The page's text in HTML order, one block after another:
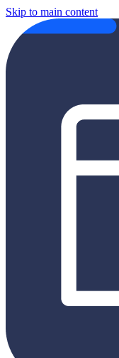
Skip to main content